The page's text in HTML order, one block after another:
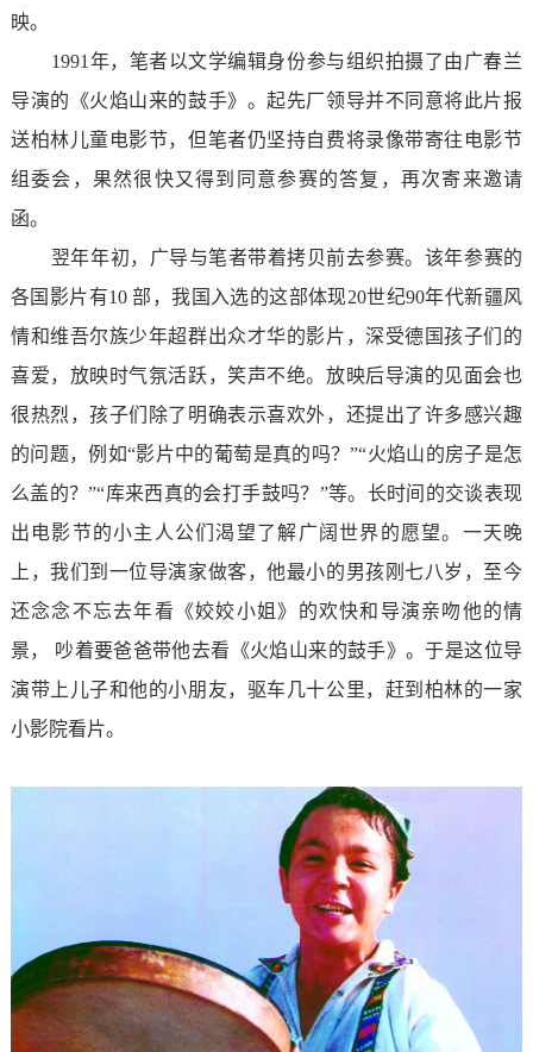
映。
1991年，笔者以文学编辑身份参与组织拍摄了由广春兰
导演的《火焰山来的鼓手》。起先厂领导并不同意将此片报
送柏林儿童电影节，但笔者仍坚持自费将录像带寄往电影节
组委会，果然很快又得到同意参赛的答复，再次寄来邀请
函。
翌年年初，广导与笔者带着拷贝前去参赛。该年参赛的
各国影片有10 部，我国入选的这部体现20世纪90年代新疆风
情和维吾尔族少年超群出众才华的影片，深受德国孩子们的
喜爱，放映时气氛活跃，笑声不绝。放映后导演的见面会也
很热烈，孩子们除了明确表示喜欢外，还提出了许多感兴趣
的问题，例如“影片中的葡萄是真的吗？”“火焰山的房子是怎
么盖的？”“库来西真的会打手鼓吗？”等。长时间的交谈表现
出电影节的小主人公们渴望了解广阔世界的愿望。一天晚
上，我们到一位导演家做客，他最小的男孩刚七八岁，至今
还念念不忘去年看《姣姣小姐》的欢快和导演亲吻他的情
景， 吵着要爸爸带他去看《火焰山来的鼓手》。于是这位导
演带上儿子和他的小朋友，驱车几十公里，赶到柏林的一家
小影院看片。